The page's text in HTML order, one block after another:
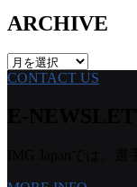
ARCHIVE
ARCHIVE
CONTACT US